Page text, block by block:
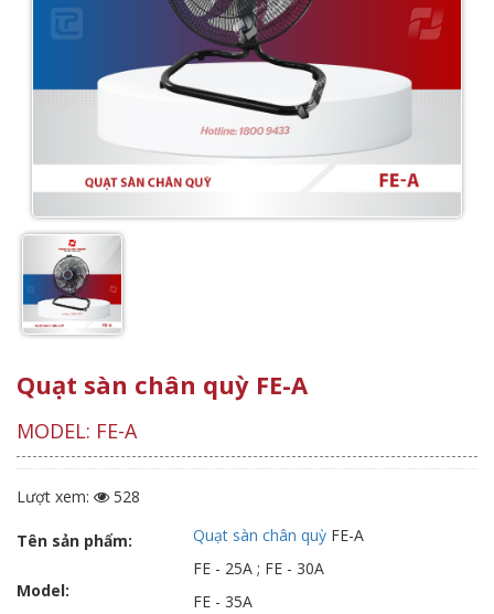
Quạt sàn chân quỳ FE-A
MODEL: FE-A
Lượt xem: 528
Tên sản phẩm: Quạt sàn chân quỳ FE-A
Model:
FE - 25A ; FE - 30A
FE - 35A